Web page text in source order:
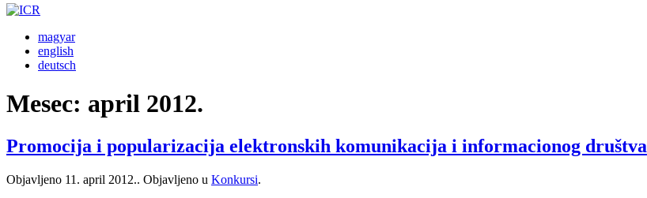
magyar
english
deutsch
Mesec: april 2012.
Promocija i popularizacija elektronskih komunikacija i informacionog društva
Objavljeno 11. april 2012.. Objavljeno u Konkursi.